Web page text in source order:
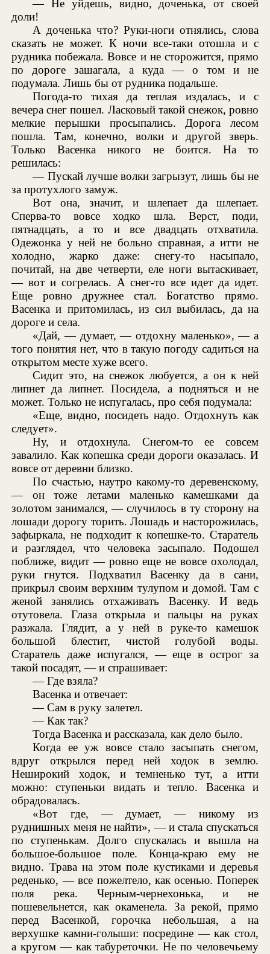
— Не уйдешь, видно, доченька, от своей
доли!
А доченька что? Руки-ноги отнялись, слова
сказать не может. К ночи все-таки отошла и с
рудника побежала. Вовсе и не сторожится, прямо
по дороге зашагала, а куда — о том и не
подумала. Лишь бы от рудника подальше.
Погода-то тихая да теплая издалась, и с
вечера снег пошел. Ласковый такой снежок, ровно
мелкие перышки просыпались. Дорога лесом
пошла. Там, конечно, волки и другой зверь.
Только Васенка никого не боится. На то
решилась:
— Пускай лучше волки загрызут, лишь бы не
за протухлого замуж.
Вот она, значит, и шлепает да шлепает.
Сперва-то вовсе ходко шла. Верст, поди,
пятнадцать, а то и все двадцать отхватила.
Одежонка у ней не больно справная, а итти не
холодно, жарко даже: снегу-то насыпало,
почитай, на две четверти, еле ноги вытаскивает,
— вот и согрелась. А снег-то все идет да идет.
Еще ровно дружнее стал. Богатство прямо.
Васенка и притомилась, из сил выбилась, да на
дороге и села.
«Дай, — думает, — отдохну маленько», — а
того понятия нет, что в такую погоду садиться на
открытом месте хуже всего.
Сидит это, на снежок любуется, а он к ней
липнет да липнет. Посидела, а подняться и не
может. Только не испугалась, про себя подумала:
«Еще, видно, посидеть надо. Отдохнуть как
следует».
Ну, и отдохнула. Снегом-то ее совсем
завалило. Как копешка среди дороги оказалась. И
вовсе от деревни близко.
По счастью, наутро какому-то деревенскому,
— он тоже летами маленько камешками да
золотом занимался, — случилось в ту сторону на
лошади дорогу торить. Лошадь и насторожилась,
зафыркала, не подходит к копешке-то. Старатель
и разглядел, что человека засыпало. Подошел
поближе, видит — ровно еще не вовсе охолодал,
руки гнутся. Подхватил Васенку да в сани,
прикрыл своим верхним тулупом и домой. Там с
женой занялись отхаживать Васенку. И ведь
отутовела. Глаза открыла и пальцы на руках
разжала. Глядит, а у ней в руке-то камешок
большой блестит, чистой голубой воды.
Старатель даже испугался, — еще в острог за
такой посадят, — и спрашивает:
— Где взяла?
Васенка и отвечает:
— Сам в руку залетел.
— Как так?
Тогда Васенка и рассказала, как дело было.
Когда ее уж вовсе стало засыпать снегом,
вдруг открылся перед ней ходок в землю.
Неширокий ходок, и темненько тут, а итти
можно: ступеньки видать и тепло. Васенка и
обрадовалась.
«Вот где, — думает, — никому из
руднишных меня не найти», — и стала спускаться
по ступенькам. Долго спускалась и вышла на
большое-большое поле. Конца-краю ему не
видно. Трава на этом поле кустиками и деревья
реденько, — все пожелтело, как осенью. Поперек
поля река. Черным-чернехонька, и не
пошевельнется, как окаменела. За рекой, прямо
перед Васенкой, горочка небольшая, а на
верхушке камни-голыши: посредине — как стол,
а кругом — как табуреточки. Не по человечьему